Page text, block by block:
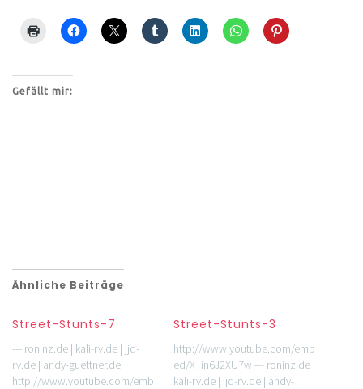
Gefällt mir:
Ähnliche Beiträge
Street-Stunts-7
--- roninz.de | kali-rv.de | jjd-
rv.de | andy-guettner.de
http://www.youtube.com/emb
Street-Stunts-3
http://www.youtube.com/emb
ed/X_in6J2XU7w --- roninz.de |
kali-rv.de | jjd-rv.de | andy-